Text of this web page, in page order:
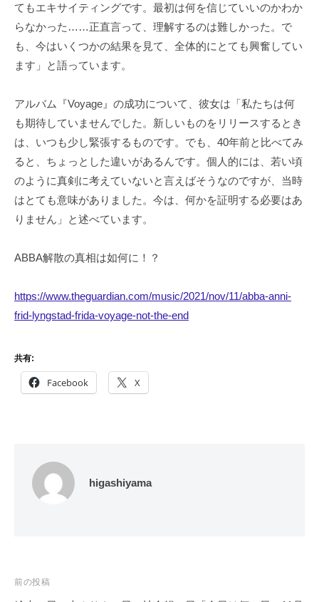
てもエキサイティングです。最初は何を信じていいのかわか
らなかった……正直言って、理解するのは難しかった。で
も、今はいくつかの結果を見て、全体的にとても興奮してい
ます」と語っています。
アルバム『Voyage』の成功について、彼女は「私たちは何
も期待していませんでした。新しいものをリリースするとき
は、いつも少し緊張するものです。でも、40年前と比べてみ
ると、ちょっとした違いがあるんです。個人的には、若い頃
のように真剣に考えていないと言えばそうなのですが、当時
はとても意味がありました。今は、何かを証明する必要はあ
りません」と述べています。
ABBA解散の真相は如何に！？
https://www.theguardian.com/music/2021/nov/11/abba-anni-
frid-lyngstad-frida-voyage-not-the-end
共有:
Facebook X
higashiyama
投
前の投稿